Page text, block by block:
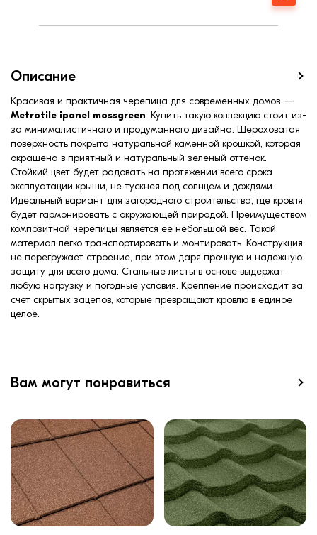
Описание
Красивая и практичная черепица для современных домов —
Metrotile ipanel mossgreen. Купить такую коллекцию стоит из-
за минималистичного и продуманного дизайна. Шероховатая
поверхность покрыта натуральной каменной крошкой, которая
окрашена в приятный и натуральный зеленый оттенок.
Стойкий цвет будет радовать на протяжении всего срока
эксплуатации крыши, не тускнея под солнцем и дождями.
Идеальный вариант для загородного строительства, где кровля
будет гармонировать с окружающей природой. Преимуществом
композитной черепицы является ее небольшой вес. Такой
материал легко транспортировать и монтировать. Конструкция
не перегружает строение, при этом даря прочную и надежную
защиту для всего дома. Стальные листы в основе выдержат
любую нагрузку и погодные условия. Крепление происходит за
счет скрытых зацепов, которые превращают кровлю в единое
целое.
Вам могут понравиться